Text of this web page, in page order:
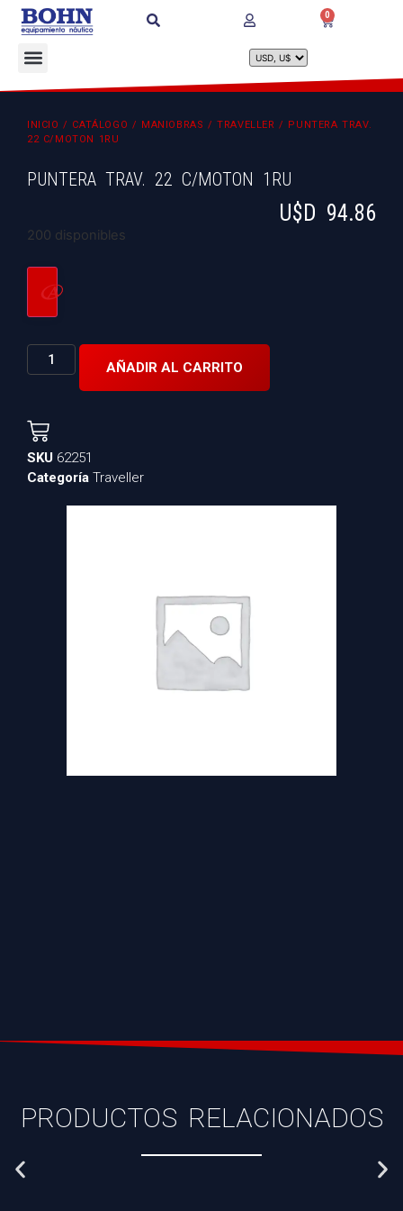
0
INICIO / CATÁLOGO / MANIOBRAS /TRAVELLER / PUNTERA TRAV.
22 C/MOTON 1RU
PUNTERA TRAV. 22 C/MOTON 1RU
U$D 94.86
200 disponibles
AÑADIR AL CARRITO
SKU 62251
Categoría Traveller
PRODUCTOS RELACIONADOS